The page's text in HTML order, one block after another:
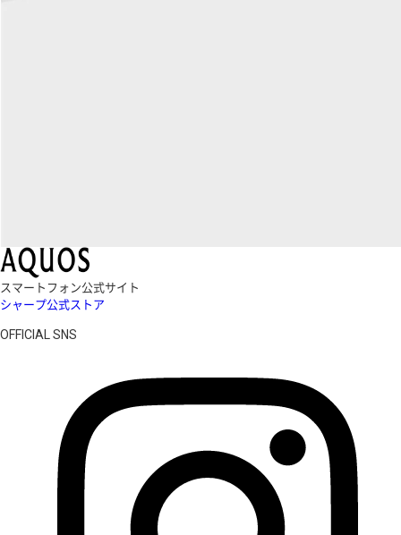
スマートフォン公式サイト
シャープ公式ストア
OFFICIAL SNS